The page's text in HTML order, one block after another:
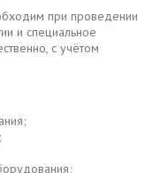
при проведении
и специальное
с учётом